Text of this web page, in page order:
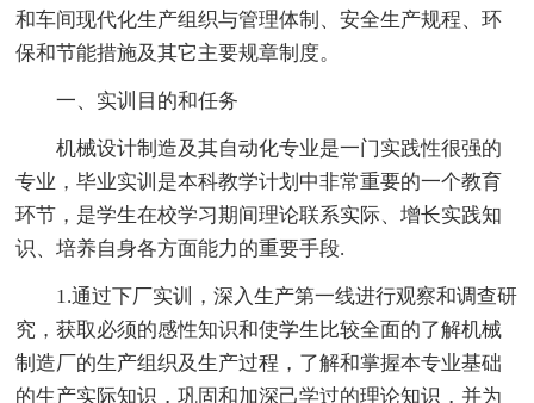
和车间现代化生产组织与管理体制、安全生产规程、环
保和节能措施及其它主要规章制度。
一、实训目的和任务
机械设计制造及其自动化专业是一门实践性很强的
专业，毕业实训是本科教学计划中非常重要的一个教育
环节，是学生在校学习期间理论联系实际、增长实践知
识、培养自身各方面能力的重要手段.
1.通过下厂实训，深入生产第一线进行观察和调查研
究，获取必须的感性知识和使学生比较全面的了解机械
制造厂的生产组织及生产过程，了解和掌握本专业基础
的生产实际知识，巩固和加深己学过的理论知识，并为